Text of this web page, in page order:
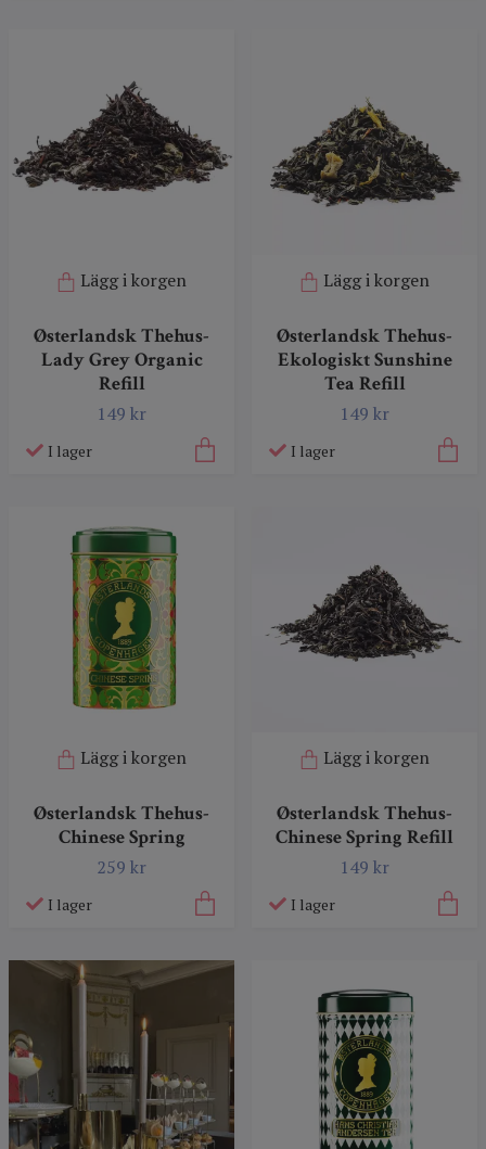
Lägg i korgen
Østerlandsk Thehus-
Lady Grey Organic
Refill
149 kr
I lager
Lägg i korgen
Østerlandsk Thehus-
Ekologiskt Sunshine
Tea Refill
149 kr
I lager
Lägg i korgen
Østerlandsk Thehus-
Chinese Spring
259 kr
I lager
Lägg i korgen
Østerlandsk Thehus-
Chinese Spring Refill
149 kr
I lager